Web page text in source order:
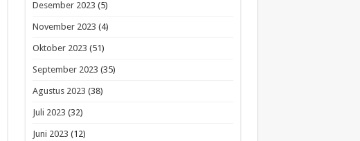
Desember 2023 (5)
November 2023 (4)
Oktober 2023 (51)
September 2023 (35)
Agustus 2023 (38)
Juli 2023 (32)
Juni 2023 (12)